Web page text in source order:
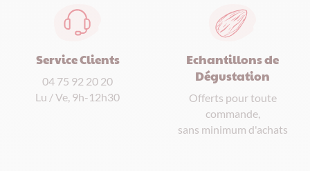
Service Clients
04 75 92 20 20
Lu / Ve, 9h-12h30
Echantillons de
Dégustation
Offerts pour toute
commande,
sans minimum d'achats